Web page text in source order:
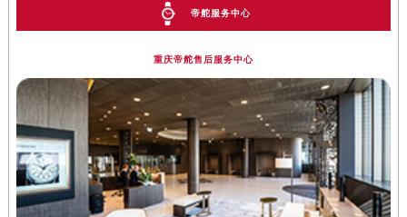
帝舵服务中心
重庆帝舵售后服务中心